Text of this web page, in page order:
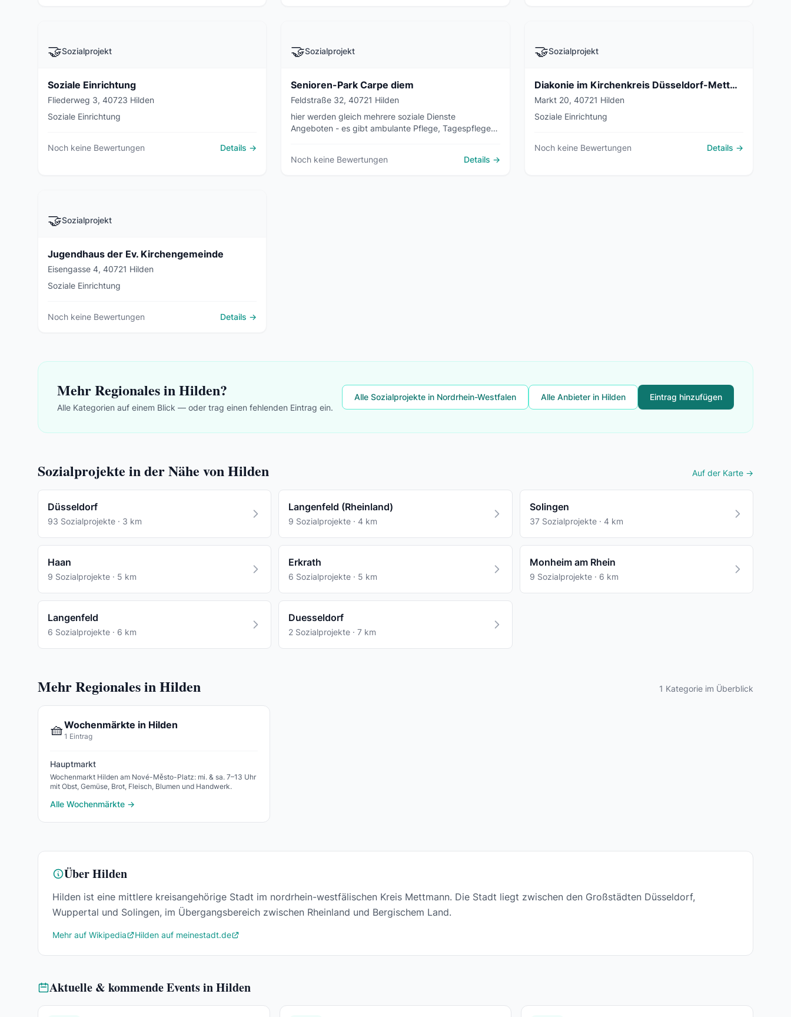
🤝Sozialprojekt
Soziale Einrichtung
Fliederweg 3, 40723 Hilden
Soziale Einrichtung
Noch keine Bewertungen Details →
🤝Sozialprojekt
Senioren-Park Carpe diem
Feldstraße 32, 40721 Hilden
hier werden gleich mehrere soziale Dienste
Angeboten - es gibt ambulante Pflege, Tagespflege
Noch keine Bewertungen
Details →
🤝Sozialprojekt
Diakonie im Kirchenkreis Düsseldorf-Mettmann
Markt 20, 40721 Hilden
Soziale Einrichtung
Noch keine Bewertungen Details →
🤝Sozialprojekt
Jugendhaus der Ev. Kirchengemeinde
Eisengasse 4, 40721 Hilden
Soziale Einrichtung
Noch keine Bewertungen Details →
Mehr Regionales in Hilden?
Alle Kategorien auf einem Blick — oder trag einen fehlenden Eintrag ein.
Alle Sozialprojekte in Nordrhein-Westfalen Alle Anbieter in Hilden Eintrag hinzufügen
Sozialprojekte in der Nähe von Hilden Auf der Karte →
Düsseldorf
93 Sozialprojekte · 3 km
Langenfeld (Rheinland)
9 Sozialprojekte · 4 km
Solingen
37 Sozialprojekte · 4 km
Haan
9 Sozialprojekte · 5 km
Erkrath
6 Sozialprojekte · 5 km
Monheim am Rhein
9 Sozialprojekte · 6 km
Langenfeld
6 Sozialprojekte · 6 km
Duesseldorf
2 Sozialprojekte · 7 km
Mehr Regionales in Hilden 1 Kategorie im Überblick
🧺Wochenmärkte in Hilden
1 Eintrag
Hauptmarkt
Wochenmarkt Hilden am Nové-Město-Platz: mi. & sa. 7–13 Uhr
mit Obst, Gemüse, Brot, Fleisch, Blumen und Handwerk.
Alle Wochenmärkte →
Über Hilden
Hilden ist eine mittlere kreisangehörige Stadt im nordrhein-westfälischen Kreis Mettmann. Die Stadt liegt zwischen den Großstädten Düsseldorf,
Wuppertal und Solingen, im Übergangsbereich zwischen Rheinland und Bergischem Land.
Mehr auf Wikipedia Hilden auf meinestadt.de
Aktuelle & kommende Events in Hilden